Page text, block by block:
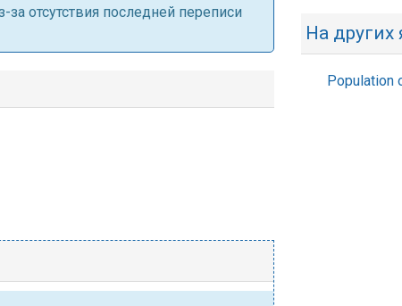
отсутствия последней переписи
На других
Population